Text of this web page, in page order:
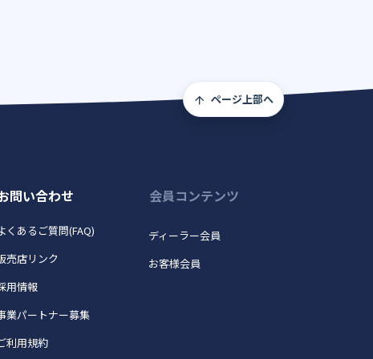
ページ上部へ
問い合わせ
くあるご質問(FAQ)
売店リンク
用情報
業パートナー募集
利用規約
会員コンテンツ
ディーラー会員
お客様会員